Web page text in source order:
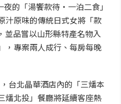
的「湯饗款待‧一泊二食」
汁原味的傳統日式女將「款
並品嘗以山形縣特產名物入
，專案兩人成行、每房每晚
台北晶華酒店內的「三燔本
燔北投」餐廳將延續客座熱